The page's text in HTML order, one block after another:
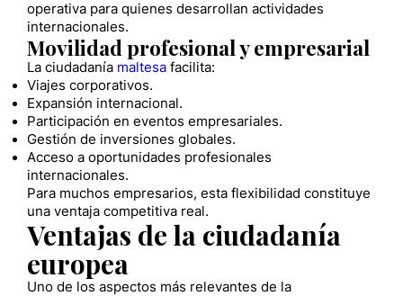
operativa para quienes desarrollan actividades
internacionales.
Movilidad profesional y empresarial
La ciudadanía maltesa facilita:
Viajes corporativos.
Expansión internacional.
Participación en eventos empresariales.
Gestión de inversiones globales.
Acceso a oportunidades profesionales
internacionales.
Para muchos empresarios, esta flexibilidad constituye
una ventaja competitiva real.
Ventajas de la ciudadanía
europea
Uno de los aspectos más relevantes de la